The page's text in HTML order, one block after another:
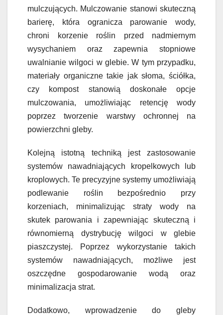
mulczujących. Mulczowanie stanowi skuteczną
barierę, która ogranicza parowanie wody,
chroni korzenie roślin przed nadmiernym
wysychaniem oraz zapewnia stopniowe
uwalnianie wilgoci w glebie. W tym przypadku,
materiały organiczne takie jak słoma, ściółka,
czy kompost stanowią doskonałe opcje
mulczowania, umożliwiając retencję wody
poprzez tworzenie warstwy ochronnej na
powierzchni gleby.
Kolejną istotną techniką jest zastosowanie
systemów nawadniających kropelkowych lub
kroplowych. Te precyzyjne systemy umożliwiają
podlewanie roślin bezpośrednio przy
korzeniach, minimalizując straty wody na
skutek parowania i zapewniając skuteczną i
równomierną dystrybucję wilgoci w glebie
piaszczystej. Poprzez wykorzystanie takich
systemów nawadniających, możliwe jest
oszczędne gospodarowanie wodą oraz
minimalizacja strat.
Dodatkowo, wprowadzenie do gleby